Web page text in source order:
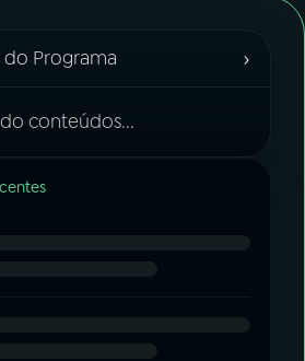
do Programa ›
conteúdos...